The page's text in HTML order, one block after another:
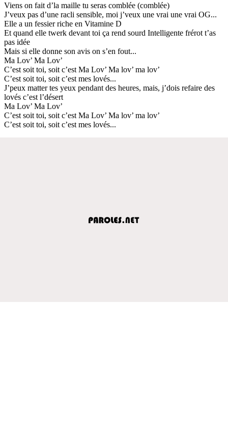
Viens on fait d’la maille tu seras comblée (comblée)
J’veux pas d’une racli sensible, moi j’veux une vrai une vrai OG...
Elle a un fessier riche en Vitamine D
Et quand elle twerk devant toi ça rend sourd Intelligente frérot t’as
pas idée
Mais si elle donne son avis on s’en fout...
Ma Lov’ Ma Lov’
C’est soit toi, soit c’est Ma Lov’ Ma lov’ ma lov’
C’est soit toi, soit c’est mes lovés...
J’peux matter tes yeux pendant des heures, mais, j’dois refaire des
lovés c’est l’désert
Ma Lov’ Ma Lov’
C’est soit toi, soit c’est Ma Lov’ Ma lov’ ma lov’
C’est soit toi, soit c’est mes lovés...